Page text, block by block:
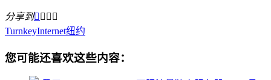
分享到   
TurnkeyInternet纽约
您可能还喜欢这些内容：